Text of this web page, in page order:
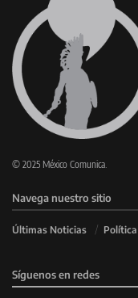
© 2025 México Comunica.
Navega nuestro sitio
Últimas Noticias Política
Síguenos en redes